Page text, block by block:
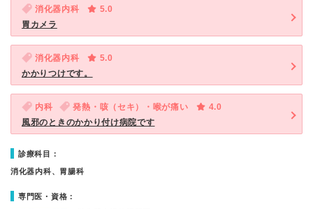
消化器内科
5.0
胃カメラ
消化器内科
5.0
かかりつけです。
内科 発熱・咳（セキ）・喉が痛い
4.0
風邪のときのかかり付け病院です
診療科目：
消化器内科、胃腸科
専門医・資格：